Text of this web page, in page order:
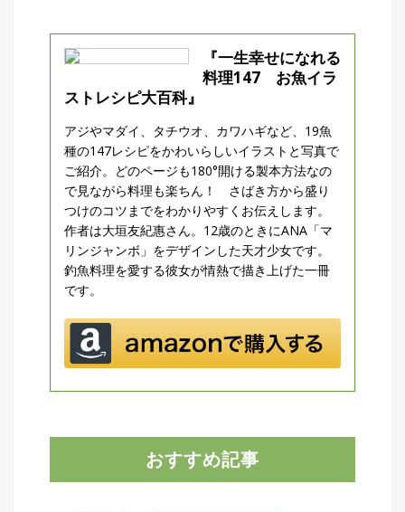
『一生幸せになれる
料理147 お魚イラ
ストレシピ大百科』
アジやマダイ、タチウオ、カワハギなど、19魚
種の147レシピをかわいらしいイラストと写真で
ご紹介。どのページも180°開ける製本方法なの
で見ながら料理も楽ちん！ さばき方から盛り
つけのコツまでをわかりやすくお伝えします。
作者は大垣友紀惠さん。12歳のときにANA「マ
リンジャンボ」をデザインした天才少女です。
釣魚料理を愛する彼女が情熱で描き上げた一冊
です。
おすすめ記事